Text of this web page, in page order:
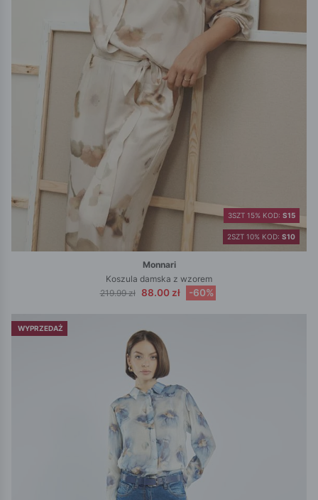
2SZT 10% KOD: S10
3SZT 15% KOD: S15
Monnari
Koszula damska z wzorem
219.99 zł 88.00 zł -60%
WYPRZEDAŻ